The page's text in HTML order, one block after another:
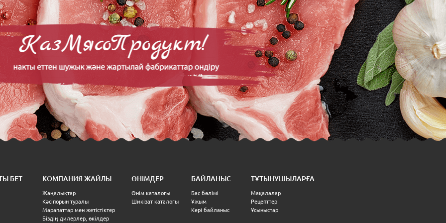
БЕТ КОМПАНИЯ ЖАЙЛЫ
Жаңалықтар
Кәсіпорын туралы
Марапаттар мен жетістіктер
Біздің дилерлер, өкілдер
ӨНІМДЕР
Өнім каталогы
Шикізат каталогы
БАЙЛАНЫС
Бас бөлімі
Ұжым
Кері байланыс
ТҰТЫНУШЫЛАРҒА
Мақалалар
Рецепттер
Ұсыныстар